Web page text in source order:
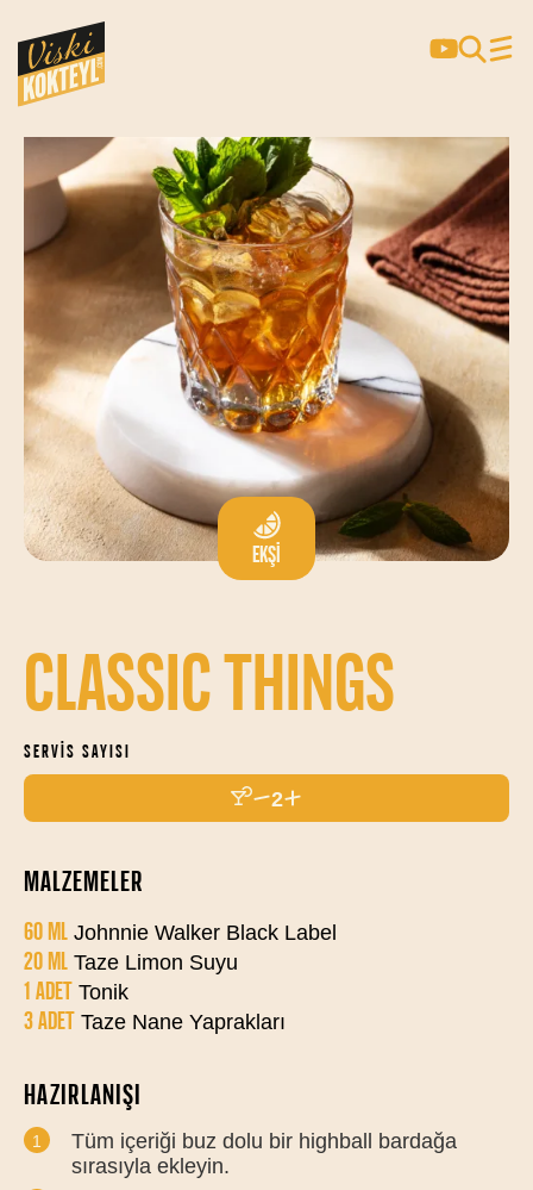
EKŞI
CLASSIC THINGS
SERVIS SAYISI
2
MALZEMELER
60 ML Johnnie Walker Black Label
20 ML Taze Limon Suyu
1 ADET Tonik
3 ADET Taze Nane Yaprakları
HAZIRLANIŞI
Tüm içeriği buz dolu bir highball bardağa
sırasıyla ekleyin.